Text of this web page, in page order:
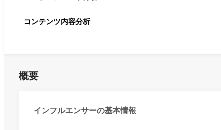
コンテンツ内容分析
概要
インフルエンサーの基本情報